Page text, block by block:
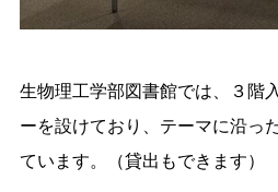
生物理工学部図書館では、３階
ーを設けており、テーマに沿っ
ています。（貸出もできます）